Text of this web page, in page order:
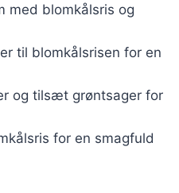
med blomkålsris og
til blomkålsrisen for en
og tilsæt grøntsager for
for en smagfuld